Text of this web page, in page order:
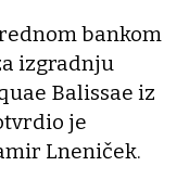
bankom
izgradnju
Balissae iz
je
Lneniček.